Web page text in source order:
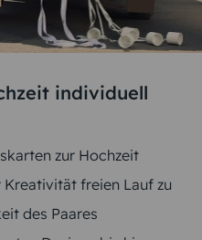
individuell
zur Hochzeit
freien Lauf zu
des Paares